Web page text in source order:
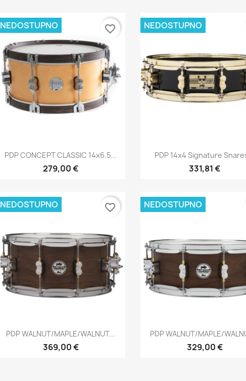
Brzi pregled
PDP CONCEPT CLASSIC 14x6.5...
279,00 €
NEDOSTUPNO favorite_border
 Brzi pregled
PDP 14x4 Signature
331,81 €
NEDOSTUPNO
Brzi pregled
PDP WALNUT/MAPLE/WALNUT...
369,00 €
NEDOSTUPNO favorite_border
Brzi pregled
PDP WALNUT/MAPLE/
329,00 €
NEDOSTUPNO